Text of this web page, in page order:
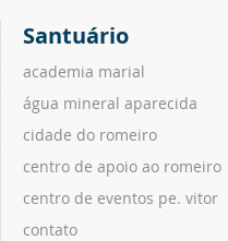
Santuário
academia marial
água mineral aparecida
cidade do romeiro
centro de apoio ao romeiro
centro de eventos pe. vitor
contato